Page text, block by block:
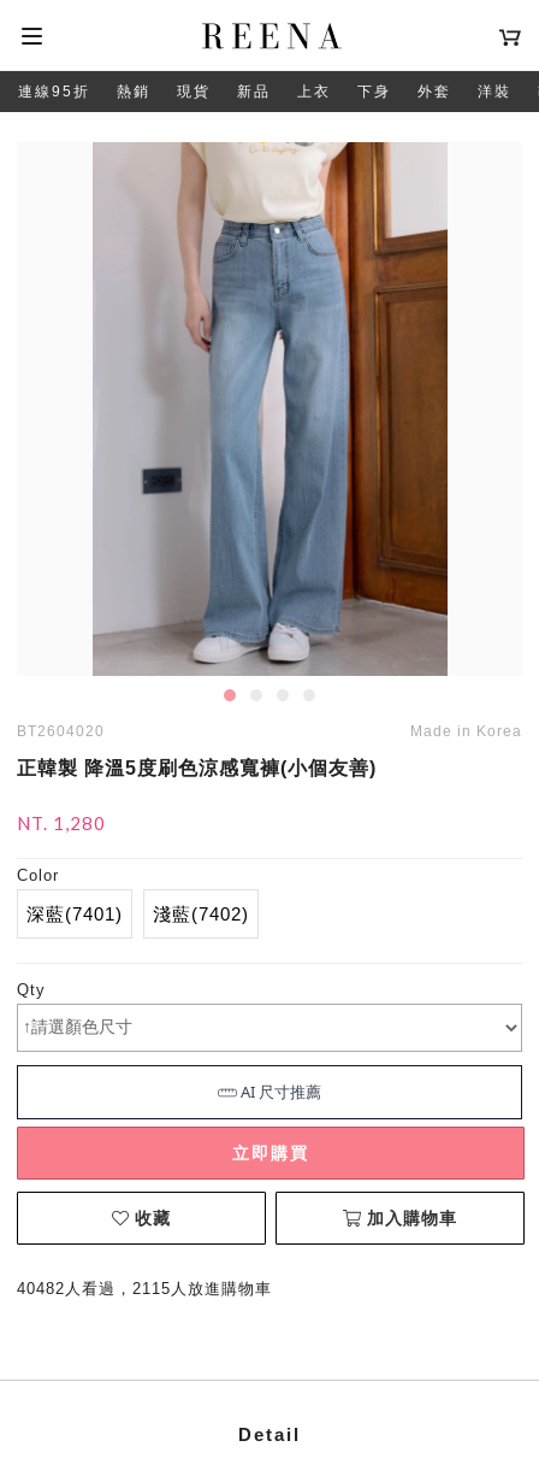
連線95折 熱銷 現貨 新品 上衣 下身 外套 洋裝
BT2604020 Made in Korea
正韓製 降溫5度刷色涼感寬褲(小個友善)
NT. 1,280
Color
深藍(7401) 淺藍(7402)
Qty
立即購買
收藏 加入購物車
40482人看過，2115人放進購物車
Detail